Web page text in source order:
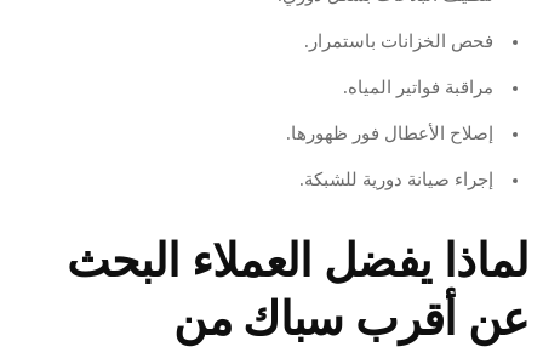
فحص الخزانات باستمرار.
مراقبة فواتير المياه.
إصلاح الأعطال فور ظهورها.
إجراء صيانة دورية للشبكة.
لماذا يفضل العملاء البحث
عن أقرب سباك من